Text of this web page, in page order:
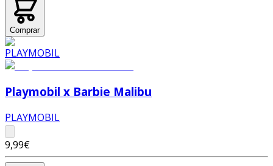
Comprar
Playmobil x Barbie Malibu
PLAYMOBIL
9,99€